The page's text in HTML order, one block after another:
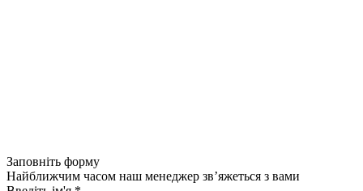
Заповніть форму
Найближчим часом наш менеджер зв’яжеться з вами